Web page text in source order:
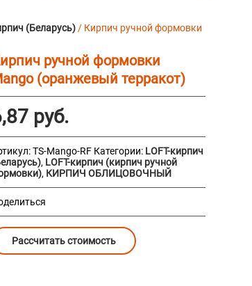
(Беларусь)/ Кирпич ручной формовки
ручной формовки
(оранжевый терракот)
руб.
TS-Mango-RF Категории: LOFT-кирпич
, LOFT-кирпич (кирпич ручной
, КИРПИЧ ОБЛИЦОВОЧНЫЙ
Рассчитать стоимость